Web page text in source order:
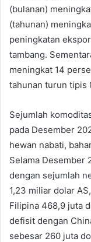
(bulanan)
(tahunan)
peningkatan
tambang.
meningkat 14
tahunan turun tipis
Sejumlah
pada Desember
hewan nabati,
Selama Desember
dengan sejumlah
1,23 miliar dolar
Filipina 468,9 juta
defisit dengan
sebesar 260 juta